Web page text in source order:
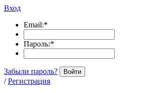
Вход
Email:*
Пароль:*
Забыли пароль? Войти
/ Регистрация